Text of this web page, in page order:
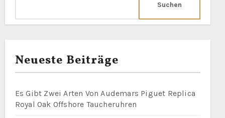
Suchen
Neueste Beiträge
Es Gibt Zwei Arten Von Audemars Piguet Replica
Royal Oak Offshore Taucheruhren